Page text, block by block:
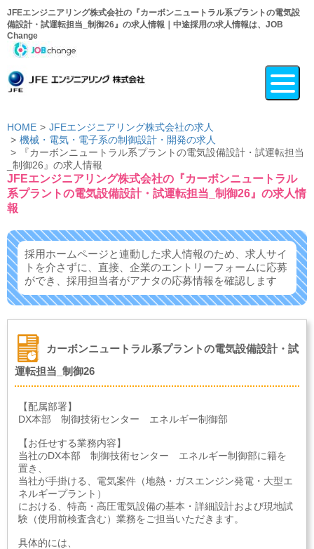
JFEエンジニアリング株式会社の『カーボンニュートラル系プラントの電気設
備設計・試運転担当_制御26』の求人情報｜中途採用の求人情報は、JOB
Change
HOME
JFEエンジニアリング株式会社の求人
機械・電気・電子系の制御設計・開発の求人
『カーボンニュートラル系プラントの電気設備設計・試運転担当
_制御26』の求人情報
JFEエンジニアリング株式会社の『カーボンニュートラル
系プラントの電気設備設計・試運転担当_制御26』の求人情
報
採用ホームページと連動した求人情報のため、求人サイ
トを介さずに、 直接、企業のエントリーフォームに応募
ができ、 採用担当者がアナタの応募情報を確認します
カーボンニュートラル系プラントの電気設備設計・試
運転担当_制御26
【配属部署】
DX本部 制御技術センター エネルギー制御部
【お任せする業務内容】
当社のDX本部 制御技術センター エネルギー制御部に籍を
置き、
当社が手掛ける、電気案件（地熱・ガスエンジン発電・大型エ
ネルギープラント）
における、特高・高圧電気設備の基本・詳細設計および現地試
験（使用前検査含む）業務をご担当いただきます。
具体的には、